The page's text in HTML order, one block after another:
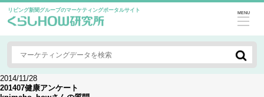
リビング新聞グループのマーケティングポータルサイト MENU
2014/11/28
201407健康アンケート